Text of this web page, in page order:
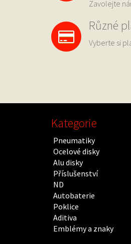
Zavolejte
Různé
Vyberte si
Kategorie
Pneumatiky
Ocelové disky
Alu disky
Příslušenství
ND
Autobaterie
Poklice
Aditiva
Emblémy a znaky